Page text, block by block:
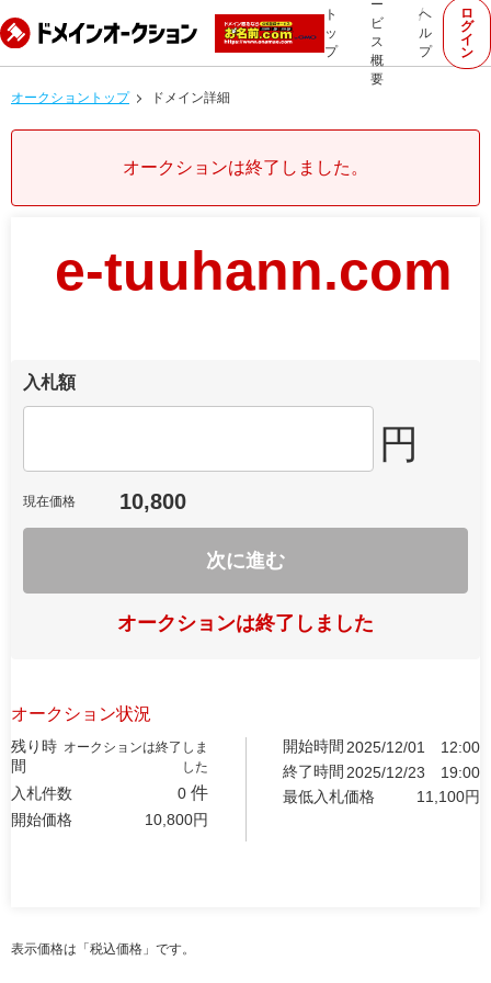
ト
ッ
プ
ー
ビ
ス
概
要
ヘ
ル
プ
ロ
グ
イ
ン
オークショントップ ドメイン詳細
オークションは終了しました。
e-tuuhann.com
入札額
円
現在価格 10,800
次に進む
オークションは終了しました
オークション状況
残り時
間
オークションは終了しま
した
入札件数 0 件
開始価格 10,800円
開始時間 2025/12/01
12:00
終了時間 2025/12/23
19:00
最低入札価格
11,100円
表示価格は「税込価格」です。